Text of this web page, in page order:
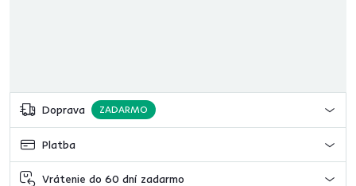
Doprava ZADARMO
Platba
Vrátenie do 60 dní zadarmo